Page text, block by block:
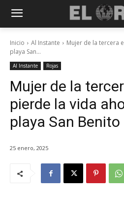
Inicio Al Instante
Mujer de la tercera
playa San...
Al Instante Rojas
Mujer de la
pierde la vida
playa San Benito
25 enero, 2025